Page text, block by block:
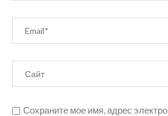
Сохраните мое имя, адрес